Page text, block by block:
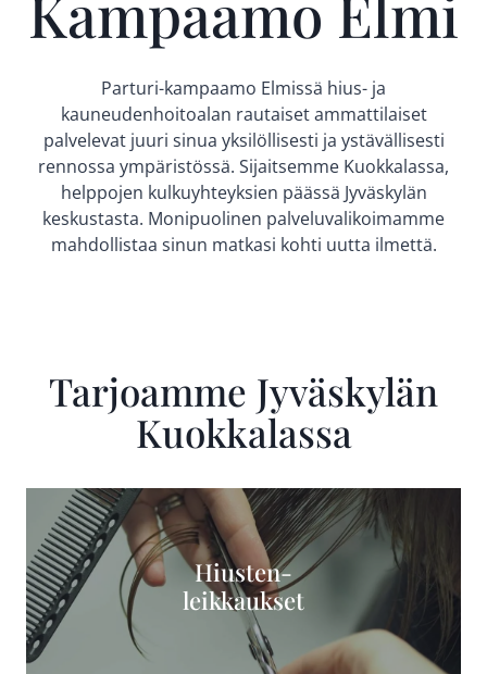
Parturi-kampaamo Elmissä hius- ja
kauneudenhoitoalan rautaiset ammattilaiset
palvelevat juuri sinua yksilöllisesti ja ystävällisesti
rennossa ympäristössä. Sijaitsemme Kuokkalassa,
helppojen kulkuyhteyksien päässä Jyväskylän
keskustasta. Monipuolinen palveluvalikoimamme
mahdollistaa sinun matkasi kohti uutta ilmettä.
Tarjoamme Jyväskylän
Kuokkalassa
Hiusten-
leikkaukset